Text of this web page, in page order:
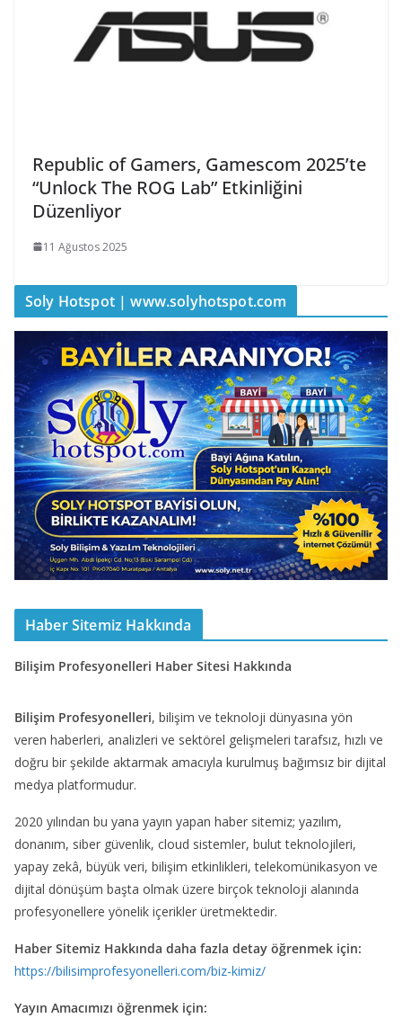
Republic of Gamers, Gamescom 2025’te
“Unlock The ROG Lab” Etkinliğini
Düzenliyor
11 Ağustos 2025
Soly Hotspot | www.solyhotspot.com
Haber Sitemiz Hakkında
Bilişim Profesyonelleri Haber Sitesi Hakkında
Bilişim Profesyonelleri, bilişim ve teknoloji dünyasına yön
veren haberleri, analizleri ve sektörel gelişmeleri tarafsız, hızlı ve
doğru bir şekilde aktarmak amacıyla kurulmuş bağımsız bir dijital
medya platformudur.
2020 yılından bu yana yayın yapan haber sitemiz; yazılım,
donanım, siber güvenlik, cloud sistemler, bulut teknolojileri,
yapay zekâ, büyük veri, bilişim etkinlikleri, telekomünikasyon ve
dijital dönüşüm başta olmak üzere birçok teknoloji alanında
profesyonellere yönelik içerikler üretmektedir.
Haber Sitemiz Hakkında daha fazla detay öğrenmek için:
https://bilisimprofesyonelleri.com/biz-kimiz/
Yayın Amacımızı öğrenmek için: